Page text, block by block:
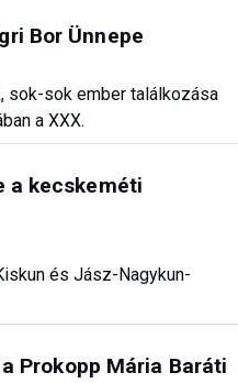
Bor Ünnepe
sok-sok ember találkozása
a XXX.
a kecskeméti
és Jász-Nagykun-
Prokopp Mária Baráti